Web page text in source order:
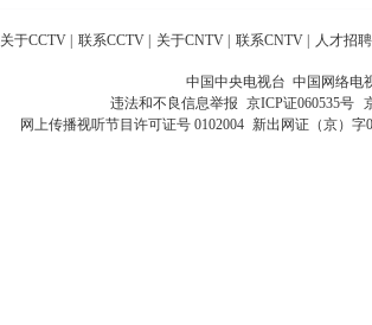
关于CCTV 联系CCTV 关于CNTV 联系CNTV 人才招聘
中国中央电视台 中国网络电
违法和不良信息举报 京ICP证060535号
网上传播视听节目许可证号 0102004 新出网证（京）